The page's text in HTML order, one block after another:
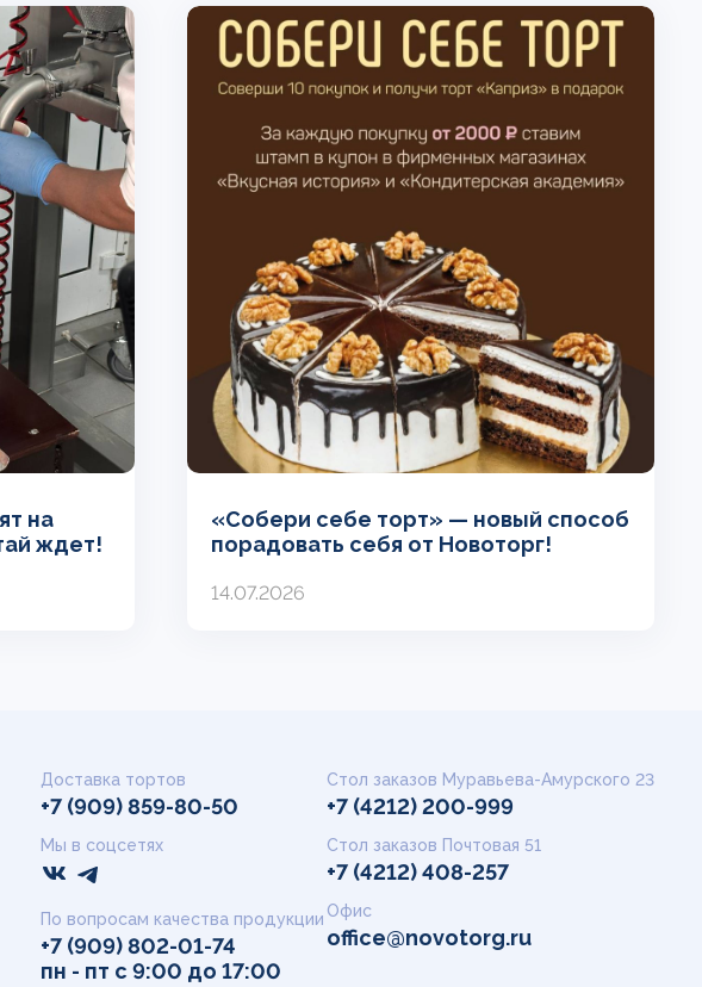
на
ждет!
«Собери себе торт» — новый способ
порадовать себя от Новоторг!
14.07.2026
Доставка тортов
+7 (909) 859-80-50
Мы в соцсетях
По вопросам качества продукции
+7 (909) 802-01-74
пн - пт с 9:00 до 17:00
Стол заказов Муравьева-Амурского 23
+7 (4212) 200-999
Стол заказов Почтовая 51
+7 (4212) 408-257
Офис
office@novotorg.ru